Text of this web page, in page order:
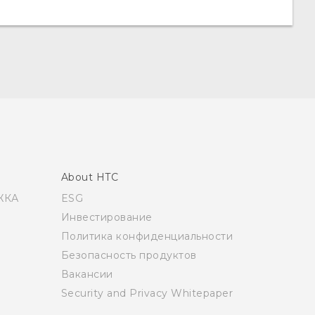
About HTC
ESG
Инвестирование
Политика конфиденциальности
Безопасность продуктов
Вакансии
Security and Privacy Whitepaper